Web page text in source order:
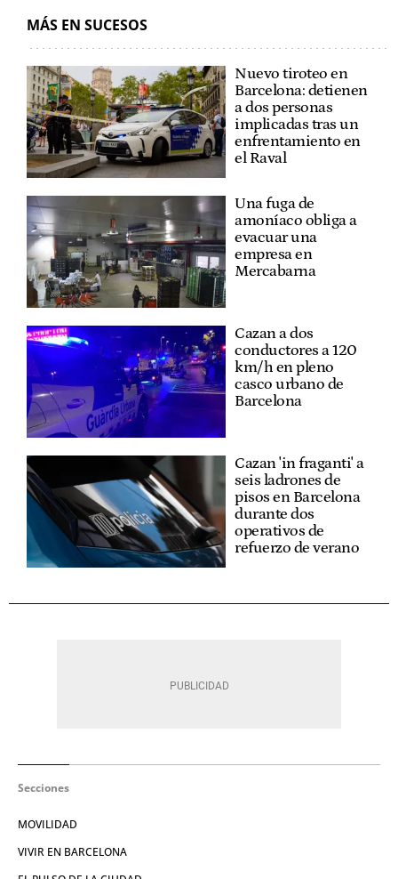
MÁS EN SUCESOS
Nuevo tiroteo en
Barcelona: detienen
a dos personas
implicadas tras un
enfrentamiento en
el Raval
Una fuga de
amoníaco obliga a
evacuar una
empresa en
Mercabarna
Cazan a dos
conductores a 120
km/h en pleno
casco urbano de
Barcelona
Cazan 'in fraganti' a
seis ladrones de
pisos en Barcelona
durante dos
operativos de
refuerzo de verano
Secciones
MOVILIDAD
VIVIR EN BARCELONA